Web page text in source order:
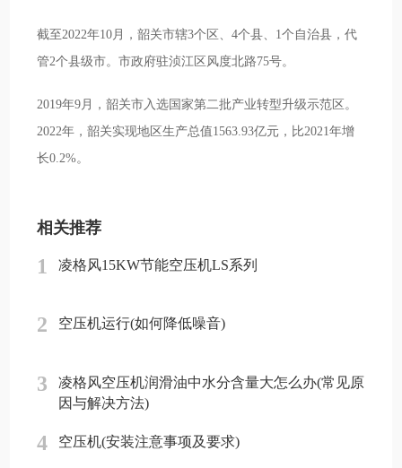
截至2022年10月，韶关市辖3个区、4个县、1个自治县，代
管2个县级市。市政府驻浈江区风度北路75号。
2019年9月，韶关市入选国家第二批产业转型升级示范区。
2022年，韶关实现地区生产总值1563.93亿元，比2021年增
长0.2%。
相关推荐
1 凌格风15KW节能空压机LS系列
2 空压机运行(如何降低噪音)
3
凌格风空压机润滑油中水分含量大怎么办(常见原
因与解决方法)
4 空压机(安装注意事项及要求)